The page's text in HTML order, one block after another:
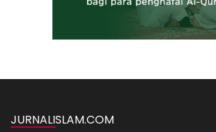
JURNALISLAM.COM